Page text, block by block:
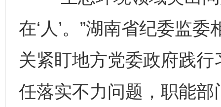
在‘人’。”湖南省纪委监
关紧盯地方党委政府践
任落实不力问题，职能